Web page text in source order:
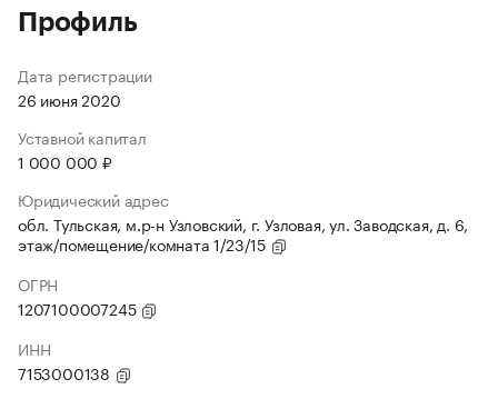
Профиль
Дата регистрации
26 июня 2020
Уставной капитал
1 000 000 ₽
Юридический адрес
обл. Тульская, м.р-н Узловский, г. Узловая, ул. Заводская, д. 6,
этаж/помещение/комната 1/23/15
ОГРН
1207100007245
ИНН
7153000138